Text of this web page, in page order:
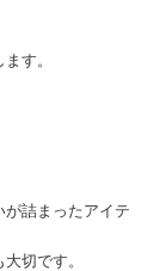
す。
詰まったアイテ
切です。